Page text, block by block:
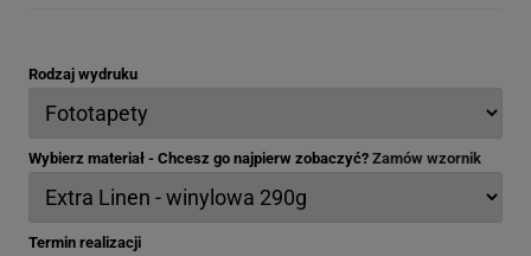
Rodzaj wydruku
Wybierz materiał - Chcesz go najpierw zobaczyć? Zamów wzornik
Termin realizacji